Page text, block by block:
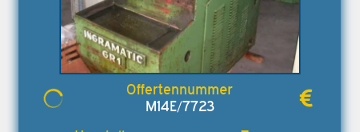
M14E/7723